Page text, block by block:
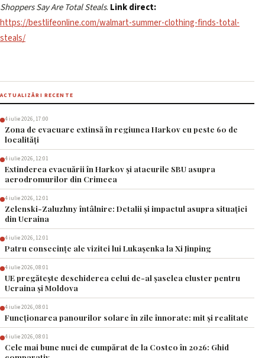
Shoppers Say Are Total Steals. Link direct:
https://bestlifeonline.com/walmart-summer-clothing-finds-total-
steals/
ACTUALIZĂRI RECENTE
4 iulie 2026, 17:00
Zona de evacuare extinsă în regiunea Harkov cu peste 60 de
localități
4 iulie 2026, 12:01
Extinderea evacuării în Harkov și atacurile SBU asupra
aerodromurilor din Crimeea
4 iulie 2026, 12:01
Zelenski-Zaluzhny întâlnire: Detalii și impactul asupra situației
din Ucraina
4 iulie 2026, 12:01
Patru consecințe ale vizitei lui Lukașenka la Xi Jinping
4 iulie 2026, 08:01
UE pregătește deschiderea celui de-al șaselea cluster pentru
Ucraina și Moldova
4 iulie 2026, 08:01
Funcționarea panourilor solare în zile înnorate: mit și realitate
4 iulie 2026, 08:01
Cele mai bune nuci de cumpărat de la Costco în 2026: Ghid